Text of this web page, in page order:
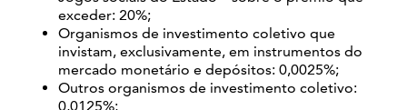
exceder: 20%;
Organismos de investimento coletivo que
invistam, exclusivamente, em instrumentos do
mercado monetário e depósitos: 0,0025%;
Outros organismos de investimento coletivo: